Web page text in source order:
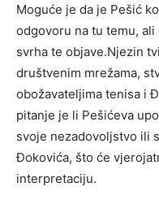
Moguće je da je Pešić
odgovoru na tu temu,
svrha te objave.Njezin
društvenim mrežama,
obožavateljima tenisa i
pitanje je li Pešićeva
svoje nezadovoljstvo ili
Đokovića, što će
interpretaciju.